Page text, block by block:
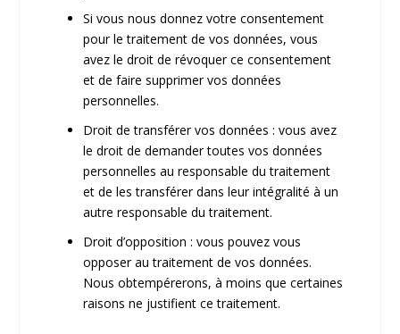
Si vous nous donnez votre consentement
pour le traitement de vos données, vous
avez le droit de révoquer ce consentement
et de faire supprimer vos données
personnelles.
Droit de transférer vos données : vous avez
le droit de demander toutes vos données
personnelles au responsable du traitement
et de les transférer dans leur intégralité à un
autre responsable du traitement.
Droit d’opposition : vous pouvez vous
opposer au traitement de vos données.
Nous obtempérerons, à moins que certaines
raisons ne justifient ce traitement.